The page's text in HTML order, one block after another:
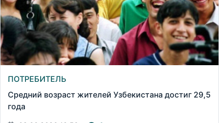
ПОТРЕБИТЕЛЬ
Средний возраст жителей Узбекистана достиг 29,5
года